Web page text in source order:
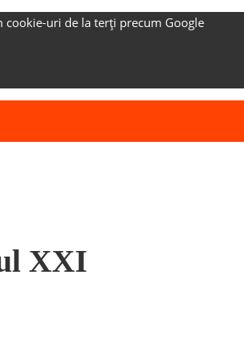
cookie-uri de la terți precum Google
XXI